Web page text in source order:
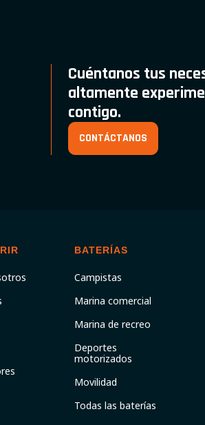
Cuéntanos tus
altamente
contigo.
CONTÁCTANOS
BATERÍAS
Campistas
Marina comercial
Marina de recreo
Deportes
motorizados
Movilidad
Todas las baterías